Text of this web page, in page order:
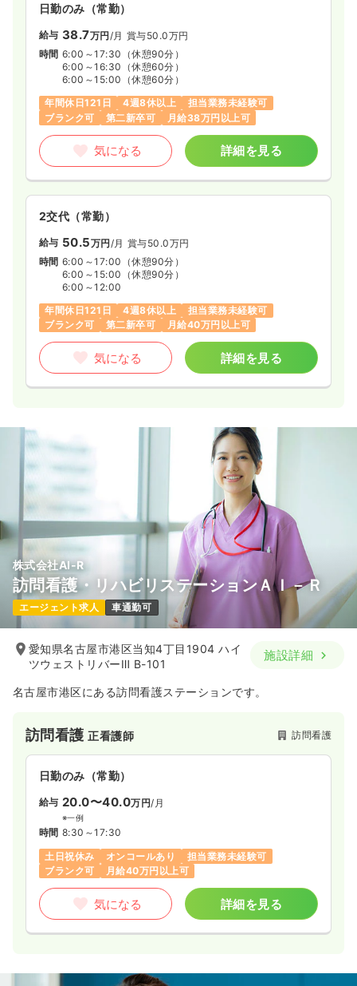
日勤のみ（常勤）
給与 38.7万円 /月 賞与50.0万円
時間 6:00～17:30 （休憩90分）
6:00～16:30 （休憩60分）
6:00～15:00 （休憩60分）
年間休日121日
4週8休以上
担当業務未経験可
ブランク可
第二新卒可 月給38万円以上可
気になる 詳細を見る
2交代（常勤）
給与 50.5万円 /月 賞与50.0万円
時間 6:00～17:00 （休憩90分）
6:00～15:00 （休憩90分）
6:00～12:00
年間休日121日
4週8休以上
担当業務未経験可
ブランク可
第二新卒可 月給40万円以上可
気になる 詳細を見る
株式会社AI-R
訪問看護・リハビリステーションＡＩ－Ｒ
エージェント求人 車通勤可
愛知県名古屋市港区当知4丁目1904 ハイ
ツウェストリバーⅢ B-101
施設詳細
名古屋市港区にある訪問看護ステーションです。
訪問看護正看護師 訪問看護
日勤のみ（常勤）
給与 20.0〜40.0万円/月
※一例
時間 8:30～17:30
土日祝休み
オンコールあり
担当業務未経験可
ブランク可
月給40万円以上可
気になる 詳細を見る